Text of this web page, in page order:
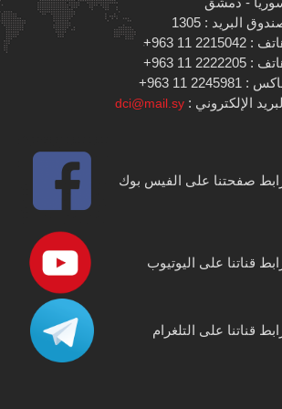
البريد : 1305
: 2215042 11 963+
: 2222205 11 963+
: 2245981 11 963+
الإلكتروني : dci@mail.sy
صفحتنا على الفيس بوك
قناتنا على اليوتيوب
قناتنا على التلغرام